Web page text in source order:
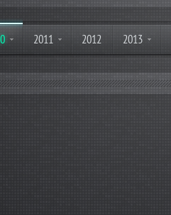
2011 2012 2013